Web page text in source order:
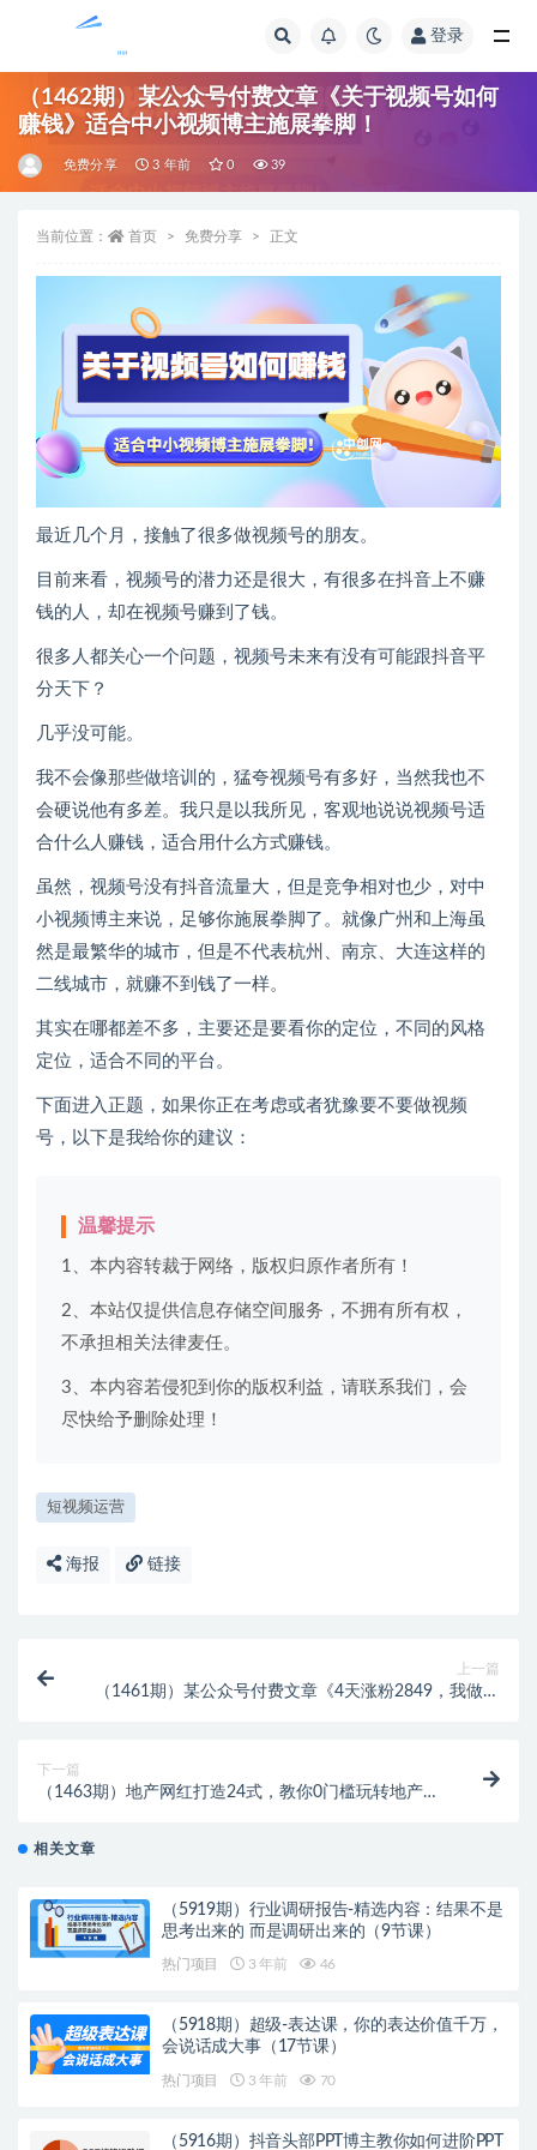
登录
（1462期）某公众号付费文章《关于视频号如何
赚钱》适合中小视频博主施展拳脚！
免费分享 3 年前 0 39
当前位置： 首页 免费分享 正文
最近几个月，接触了很多做视频号的朋友。
目前来看，视频号的潜力还是很大，有很多在抖音上不赚
钱的人，却在视频号赚到了钱。
很多人都关心一个问题，视频号未来有没有可能跟抖音平
分天下？
几乎没可能。
我不会像那些做培训的，猛夸视频号有多好，当然我也不
会硬说他有多差。我只是以我所见，客观地说说视频号适
合什么人赚钱，适合用什么方式赚钱。
虽然，视频号没有抖音流量大，但是竞争相对也少，对中
小视频博主来说，足够你施展拳脚了。就像广州和上海虽
然是最繁华的城市，但是不代表杭州、南京、大连这样的
二线城市，就赚不到钱了一样。
其实在哪都差不多，主要还是要看你的定位，不同的风格
定位，适合不同的平台。
下面进入正题，如果你正在考虑或者犹豫要不要做视频
号，以下是我给你的建议：
温馨提示
1、本内容转裁于网络，版权归原作者所有！
2、本站仅提供信息存储空间服务，不拥有所有权，
不承担相关法律麦任。
3、本内容若侵犯到你的版权利益，请联系我们，会
尽快给予删除处理！
短视频运营
海报 链接
上一篇
（1461期）某公众号付费文章《4天涨粉2849，我做视
下一篇
（1463期）地产网红打造24式，教你0门槛玩转地产短
相关文章
（5919期）行业调研报告-精选内容：结果不是
思考出来的 而是调研出来的（9节课）
热门项目 3 年前 46
（5918期）超级-表达课，你的表达价值千万，
会说话成大事（17节课）
热门项目 3 年前 70
（5916期）抖音头部PPT博主教你如何进阶PPT